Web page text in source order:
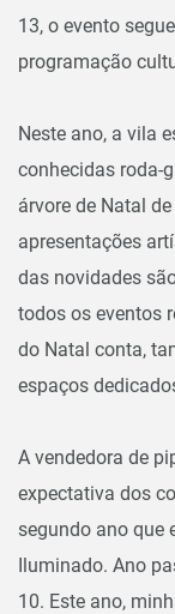
13, o evento
programação
Neste ano, a vila
conhecidas roda-
árvore de Natal
apresentações
das novidades
todos os eventos
do Natal conta,
espaços
A vendedora de
expectativa dos
segundo ano que
Iluminado. Ano
10. Este ano,